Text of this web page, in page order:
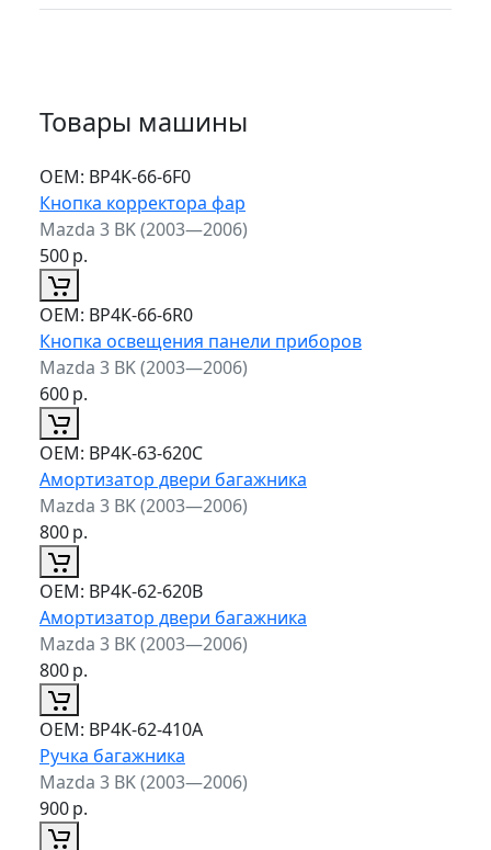
Товары машины
ОЕМ: BP4K-66-6F0
Кнопка корректора фар
Mazda 3 BK (2003—2006)
500р.
ОЕМ: BP4K-66-6R0
Кнопка освещения панели приборов
Mazda 3 BK (2003—2006)
600р.
ОЕМ: BP4K-63-620C
Амортизатор двери багажника
Mazda 3 BK (2003—2006)
800р.
ОЕМ: BP4K-62-620B
Амортизатор двери багажника
Mazda 3 BK (2003—2006)
800р.
ОЕМ: BP4K-62-410A
Ручка багажника
Mazda 3 BK (2003—2006)
900р.